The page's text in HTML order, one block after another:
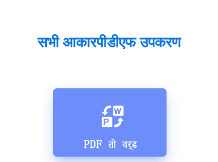
सभी आकारपीडीएफ उपकरण